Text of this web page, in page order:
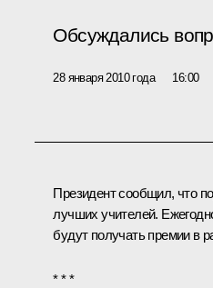
Обсуждались
28 января 2010 года 16:00
Президент сообщил, что
лучших учителей.
будут получать премии в
* * *